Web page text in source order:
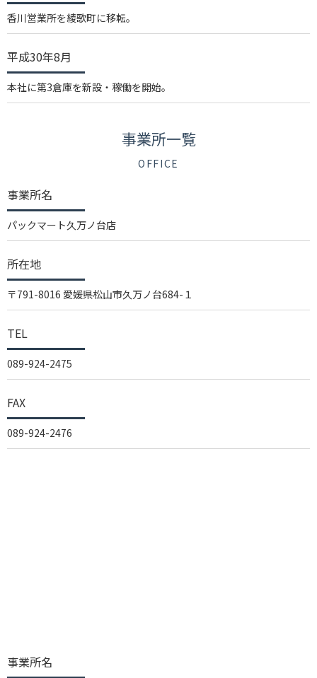
香川営業所を綾歌町に移転。
平成30年8月
本社に第3倉庫を新設・稼働を開始。
事業所一覧
OFFICE
事業所名
パックマート久万ノ台店
所在地
〒791-8016 愛媛県松山市久万ノ台684-１
TEL
089-924-2475
FAX
089-924-2476
事業所名